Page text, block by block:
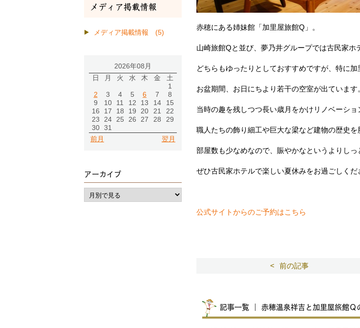
赤穂にある姉妹館「加里屋旅館Q」。
山崎旅館Qと並び、夢乃井グループでは古民家ホ
どちらもゆったりとしておすすめですが、特に
お盆期間、お日にちより若干の空室が出ています
当時の趣を残しつつ長い歳月をかけリノベーショ
職人たちの飾り細工や巨大な梁など建物の歴史を
部屋数も少なめなので、賑やかなというよりし
ぜひ古民家ホテルで楽しい夏休みをお過ごしくだ
公式サイトからのご予約はこちら
前の記事
記事一覧 ｜ 赤穂温泉祥吉と加里屋旅館Ｑ
メディア掲載情報
メディア掲載情報 (5)
2026年08月
日
月 火 水 木 金
土
1
2
3 4 5 6 7
8
9
10 11 12 13 14
15
16
17 18 19 20 21
22
23
24 25 26 27 28
29
30
31
前月
翌月
アーカイブ